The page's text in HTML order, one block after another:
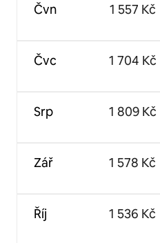
Čvn
Čvc
Srp
Zář
Říj
1 557 Kč
1 704 Kč
1 809 Kč
1 578 Kč
1 536 Kč